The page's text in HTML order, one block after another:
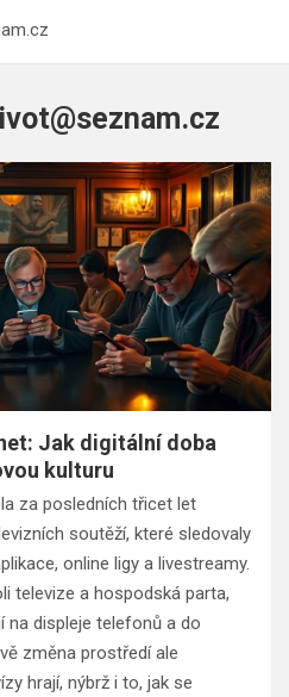
Jak digitální doba
kulturu
za posledních třicet let
soutěží, které sledovaly
online ligy a livestreamy.
televize a hospodská parta,
na displeje telefonů a do
změna prostředí ale
hrají, nýbrž i to, jak se